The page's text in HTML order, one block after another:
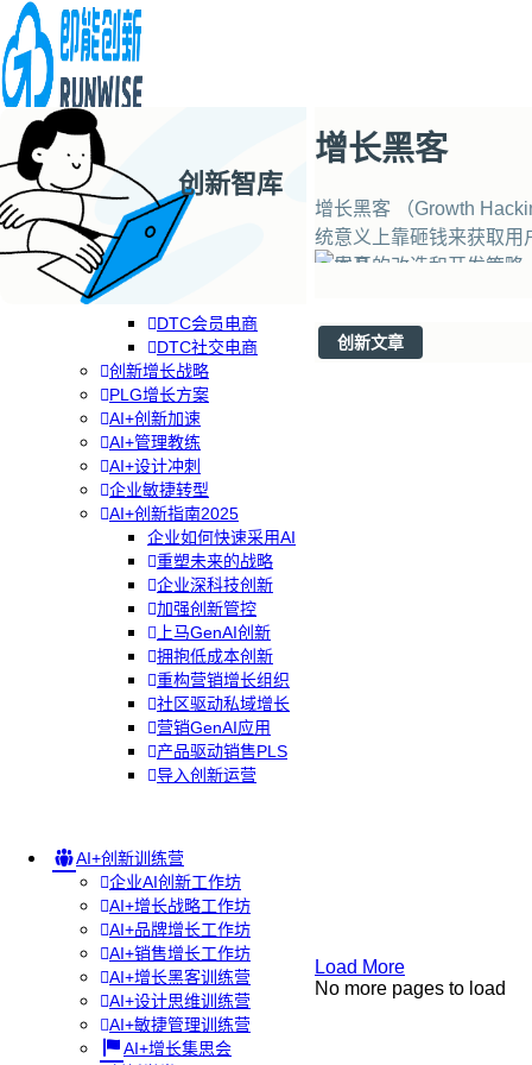
企业AI+创新
AI+创新战略
品牌DTC方案
RGM增长方案
DTC会员电商
DTC社交电商
创新增长战略
PLG增长方案
AI+创新加速
AI+管理教练
AI+设计冲刺
企业敏捷转型
AI+创新指南2025
企业如何快速采用AI
重塑未来的战略
企业深科技创新
加强创新管控
上马GenAI创新
拥抱低成本创新
重构营销增长组织
社区驱动私域增长
营销GenAI应用
产品驱动销售PLS
导入创新运营
AI+创新训练营
企业AI创新工作坊
AI+增长战略工作坊
AI+品牌增长工作坊
AI+销售增长工作坊
AI+增长黑客训练营
AI+设计思维训练营
AI+敏捷管理训练营
AI+增长集思会
创新智库
专题 分类 专栏
增长黑客
增长黑客 （Growth
统意义上靠砸钱来获取用
品本身的改造和开发策略
创新文章
Load More
No more pages to load